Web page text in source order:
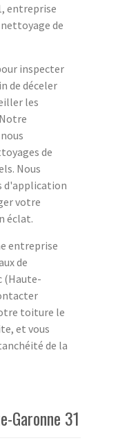
entreprise
de
inspecter
de déceler
les
de
Nous
d'application
votre
éclat.
entreprise
de
(Haute-
toiture le
et vous
de la
Garonne 31